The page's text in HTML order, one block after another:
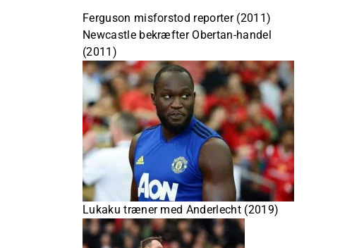
Ferguson misforstod reporter (2011)
Newcastle bekræfter Obertan-handel
(2011)
Lukaku træner med Anderlecht (2019)